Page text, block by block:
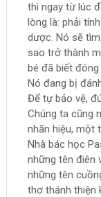
thì ngay từ lúc
lòng là: phải
dược. Nó sẽ
sao trở thành
bé đã biết
Nó đang bị
Để tự bảo vệ,
Chúng ta cũng
nhãn hiệu, một
Nhà bác học
những tên điên
những tên
thơ thánh thiện